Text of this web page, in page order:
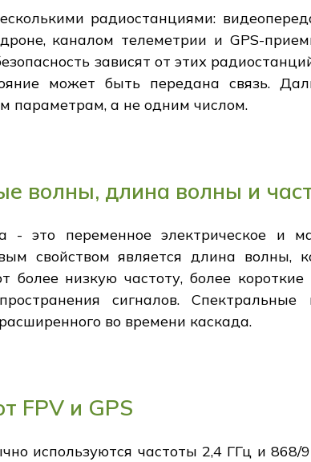
радиостанциями:
каналом телеметрии и GPS-
зависят от этих
может быть передана связь.
параметрам, а не одним числом.
волны, длина волны и
- это переменное электрическое и
свойством является длина волны,
более низкую частоту, более
сигналов.
во времени каскада.
FPV и GPS
используются частоты 2,4 ГГц и